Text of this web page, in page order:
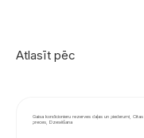
Gaisa kondicionieru rezerves daļas un piederumi, Citas
preces, Dzesēšana